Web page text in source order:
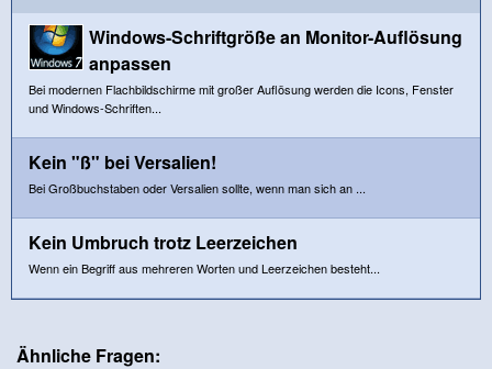
Windows-Schriftgröße an Monitor-Auflösung
anpassen
Bei modernen Flachbildschirme mit großer Auflösung werden die Icons, Fenster
und Windows-Schriften...
Kein "ß" bei Versalien!
Bei Großbuchstaben oder Versalien sollte, wenn man sich an ...
Kein Umbruch trotz Leerzeichen
Wenn ein Begriff aus mehreren Worten und Leerzeichen besteht...
Ähnliche Fragen: